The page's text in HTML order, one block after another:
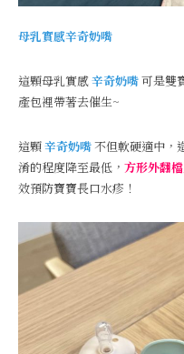
母乳實感辛奇奶嘴
這顆母乳實感辛奇奶嘴可是雙
產包裡帶著去催生~
這顆辛奇奶嘴不但軟硬適中，
淆的程度降至最低， 方形外翻
效預防寶寶長口水疹！